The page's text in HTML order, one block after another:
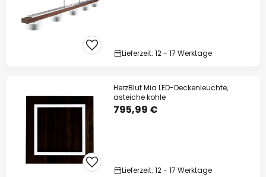
Lieferzeit: 12 - 17 Werktage
HerzBlut Mia LED-Deckenleuchte,
asteiche kohle
795,99 €
Lieferzeit: 12 - 17 Werktage